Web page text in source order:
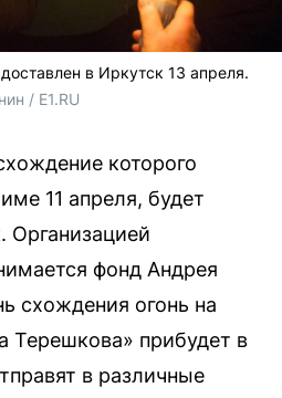
в Иркутск 13 апреля.
/ E1.RU
которого
11 апреля, будет
Организацией
фонд Андрея
схождения огонь на
Терешкова» прибудет в
в различные